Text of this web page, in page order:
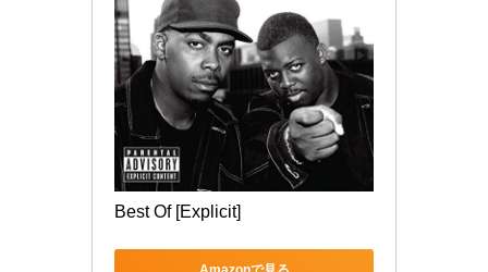
Best Of [Explicit]